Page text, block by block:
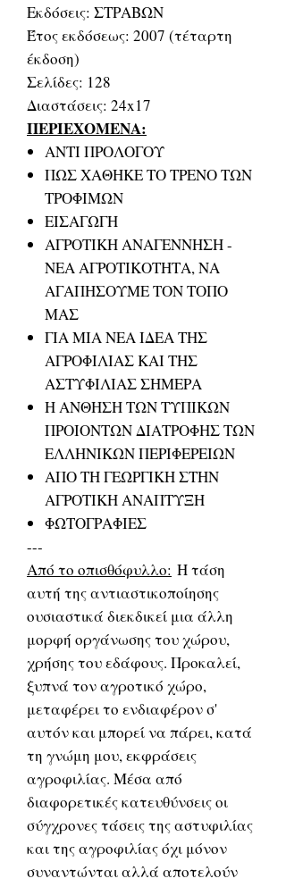
Εκδόσεις: ΣΤΡΑΒΩΝ
Έτος εκδόσεως: 2007 (τέταρτη
έκδοση)
Σελίδες: 128
Διαστάσεις: 24x17
ΠΕΡΙΕΧΟΜΕΝΑ:
ΑΝΤΙ ΠΡΟΛΟΓΟΥ
ΠΩΣ ΧΑΘΗΚΕ ΤΟ ΤΡΕΝΟ ΤΩΝ
ΤΡΟΦΙΜΩΝ
ΕΙΣΑΓΩΓΗ
ΑΓΡΟΤΙΚΗ ΑΝΑΓΕΝΝΗΣΗ -
ΝΕΑ ΑΓΡΟΤΙΚΟΤΗΤΑ, ΝΑ
ΑΓΑΠΗΣΟΥΜΕ ΤΟΝ ΤΟΠΟ
ΜΑΣ
ΓΙΑ ΜΙΑ ΝΕΑ ΙΔΕΑ ΤΗΣ
ΑΓΡΟΦΙΛΙΑΣ ΚΑΙ ΤΗΣ
ΑΣΤΥΦΙΛΙΑΣ ΣΗΜΕΡΑ
Η ΑΝΘΗΣΗ ΤΩΝ ΤΥΠΙΚΩΝ
ΠΡΟΙΟΝΤΩΝ ΔΙΑΤΡΟΦΗΣ ΤΩΝ
ΕΛΛΗΝΙΚΩΝ ΠΕΡΙΦΕΡΕΙΩΝ
ΑΠΟ ΤΗ ΓΕΩΡΓΙΚΗ ΣΤΗΝ
ΑΓΡΟΤΙΚΗ ΑΝΑΠΤΥΞΗ
ΦΩΤΟΓΡΑΦΙΕΣ
---
Από το οπισθόφυλλο: Η τάση
αυτή της αντιαστικοποίησης
ουσιαστικά διεκδικεί μια άλλη
μορφή οργάνωσης του χώρου,
χρήσης του εδάφους. Προκαλεί,
ξυπνά τον αγροτικό χώρο,
μεταφέρει το ενδιαφέρον σ'
αυτόν και μπορεί να πάρει, κατά
τη γνώμη μου, εκφράσεις
αγροφιλίας. Μέσα από
διαφορετικές κατευθύνσεις οι
σύγχρονες τάσεις της αστυφιλίας
και της αγροφιλίας όχι μόνον
συναντώνται αλλά αποτελούν